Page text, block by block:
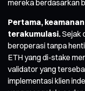
mereka berdasarkan
Pertama,
terakumulasi.Sejak
beroperasi tanpa
ETH yang di-stake
validator yang
implementasi klien